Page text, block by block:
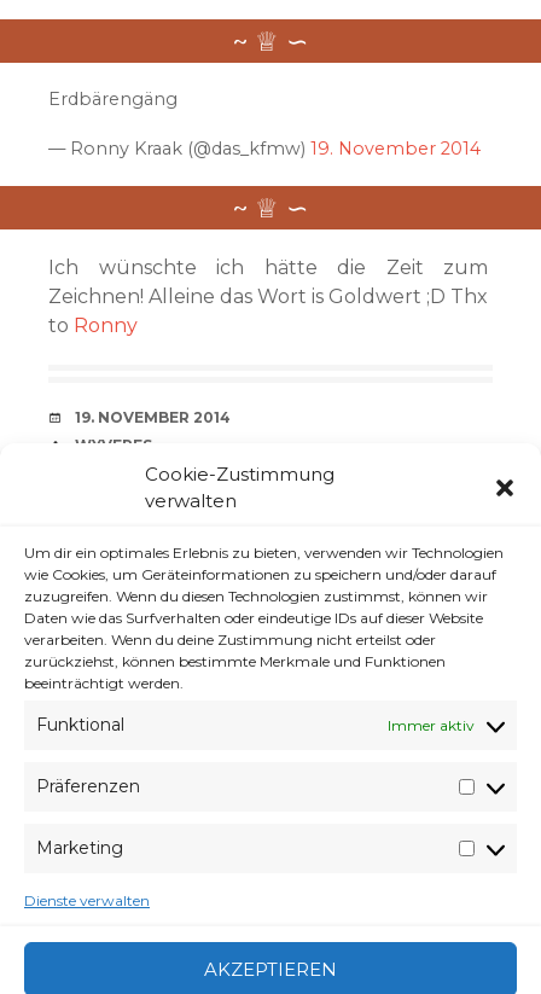
Cookie-Zustimmung
verwalten
Um dir ein optimales Erlebnis zu bieten, verwenden wir Technologien
wie Cookies, um Geräteinformationen zu speichern und/oder darauf
zuzugreifen. Wenn du diesen Technologien zustimmst, können wir
Daten wie das Surfverhalten oder eindeutige IDs auf dieser Website
verarbeiten. Wenn du deine Zustimmung nicht erteilst oder
zurückziehst, können bestimmte Merkmale und Funktionen
beeinträchtigt werden.
Funktional Immer aktiv
Präferenzen
Marketing
Dienste verwalten
AKZEPTIEREN
Erdbärengäng
— Ronny Kraak (@das_kfmw) 19. November 2014
Ich wünschte ich hätte die Zeit zum
Zeichnen! Alleine das Wort is Goldwert ;D Thx
to Ronny
VERABREDUNG
19. NOVEMBER 2014
VERFASSER
WYVERES
SCHLAGWÖRTER
ERDBÄRENGÄNG,KRAFTFUTTERMISCHWERK
CATEGORIES
FUNDSACHEN
WAHRE WORTE!
Vorteil. Im Vorteil ist, wer tatsächlich liest!